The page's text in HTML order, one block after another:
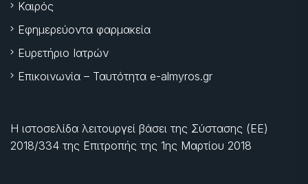
Καιρός
Εφημερεύοντα φαρμακεία
Ευρετήριο Ιατρών
Επικοινωνία – Ταυτότητα e-almyros.gr
Η ιστοσελίδα λειτουργεί βάσει της Σύστασης (ΕΕ)
2018/334 της Επιτροπής της 1ης Μαρτίου 2018